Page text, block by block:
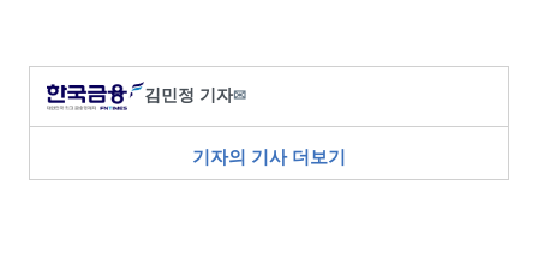
김민정 기자✉
기자의 기사 더보기